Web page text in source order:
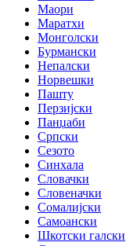
Маори
Маратхи
Монголски
Бурмански
Непалски
Норвешки
Пашту
Перзијски
Панџаби
Српски
Сезото
Синхала
Словачки
Словеначки
Сомалијски
Самоански
Шкотски галски